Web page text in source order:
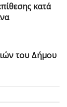
κατά
του Δήμου